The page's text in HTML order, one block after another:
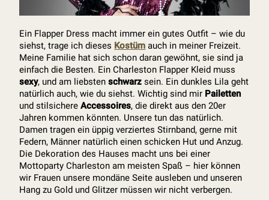
Ein Flapper Dress macht immer ein gutes Outfit – wie du
siehst, trage ich dieses Kostüm auch in meiner Freizeit.
Meine Familie hat sich schon daran gewöhnt, sie sind ja
einfach die Besten. Ein Charleston Flapper Kleid muss
sexy, und am liebstenschwarz sein. Ein dunkles Lila geht
natürlich auch, wie du siehst. Wichtig sind mir Pailetten
und stilsichereAccessoires, die direkt aus den 20er
Jahren kommen könnten. Unsere tun das natürlich.
Damen tragen ein üppig verziertes Stirnband, gerne mit
Federn, Männer natürlich einen schicken Hut und Anzug.
Die Dekoration des Hauses macht uns bei einer
Mottoparty Charleston am meisten Spaß – hier können
wir Frauen unsere mondäne Seite ausleben und unseren
Hang zu Gold und Glitzer müssen wir nicht verbergen.